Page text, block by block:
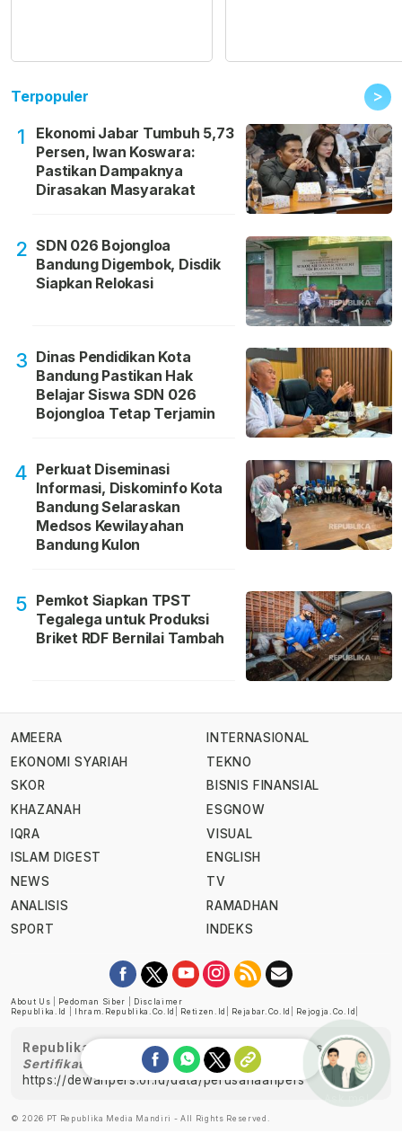
Terpopuler >
1
Ekonomi Jabar Tumbuh 5,73
Persen, Iwan Koswara:
Pastikan Dampaknya
Dirasakan Masyarakat
2 SDN 026 Bojongloa
Bandung Digembok, Disdik
Siapkan Relokasi
3 Dinas Pendidikan Kota
Bandung Pastikan Hak
Belajar Siswa SDN 026
Bojongloa Tetap Terjamin
4 Perkuat Diseminasi
Informasi, Diskominfo Kota
Bandung Selaraskan
Medsos Kewilayahan
Bandung Kulon
5 Pemkot Siapkan TPST
Tegalega untuk Produksi
Briket RDF Bernilai Tambah
AMEERA
EKONOMI SYARIAH
SKOR
KHAZANAH
IQRA
ISLAM DIGEST
NEWS
ANALISIS
SPORT
INTERNASIONAL
TEKNO
BISNIS FINANSIAL
ESGNOW
VISUAL
ENGLISH
TV
RAMADHAN
INDEKS
About Us Pedoman Siber
Disclaimer
Republika.id
Ihram.republika.co.id Retizen.id Rejabar.co.id Rejogja.co.id
Republika telah diverifikasi oleh Dewan Pers
Sertifikat Nomor 1058/DP-Verifikasi/K/XII/2022
https://dewanpers.or.id/data/perusahaanpers
© 2026 PT Republika Media Mandiri - All Rights Reserved.
Ask me!